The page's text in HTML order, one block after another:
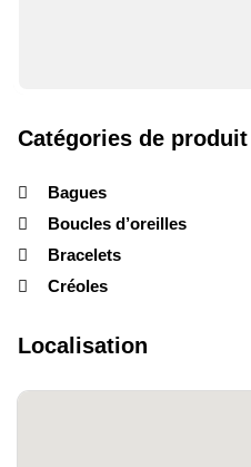
Catégories de produit
Bagues
Boucles d’oreilles
Bracelets
Créoles
Localisation